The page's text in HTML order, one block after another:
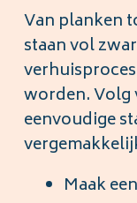
Van planken
staan vol
worden. Volg
eenvoudige
Maak